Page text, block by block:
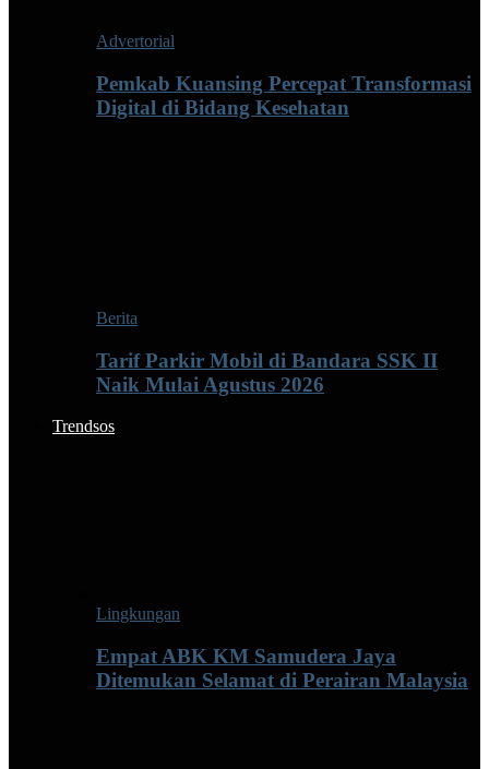
Advertorial
Pemkab Kuansing Percepat Transformasi
Digital di Bidang Kesehatan
Berita
Tarif Parkir Mobil di Bandara SSK II
Naik Mulai Agustus 2026
Trendsos
Lingkungan
Empat ABK KM Samudera Jaya
Ditemukan Selamat di Perairan Malaysia